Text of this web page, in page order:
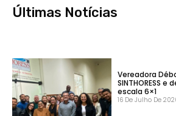
Últimas Notícias
Vereadora
SINTHORESS
escala 6×1
16 De Julho De